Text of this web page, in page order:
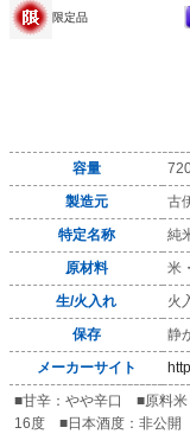
限定品
容量
製造元
古
特定名称
純
原材料
米
生/火入れ
火
保存
静
メーカーサイト
■甘辛：やや辛口 ■原料
16度 ■日本酒度：非公開